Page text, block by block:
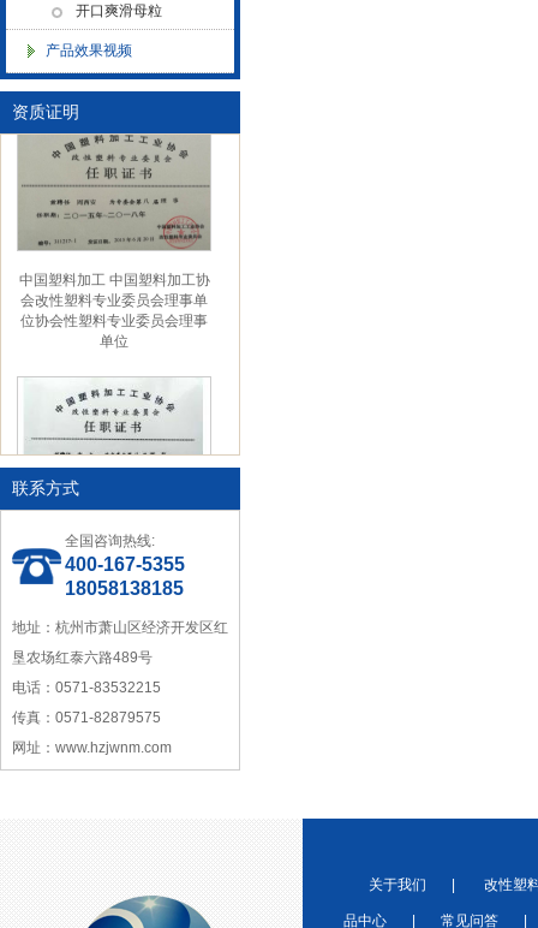
开口爽滑母粒
产品效果视频
资质证明
金微纳米（杭州）有限公司搬
新址
中国塑料加工 中国塑料加工协
会改性塑料专业委员会理事单
位协会性塑料专业委员会理事
单位
宁波塑料行业优秀供应商
浙江省塑料协会会员
联系方式
全国咨询热线:
400-167-5355
18058138185
地址：杭州市萧山区经济开发区红
垦农场红泰六路489号
电话：0571-83532215
传真：0571-82879575
网址：www.hzjwnm.com
关于我们 改性塑
品中心 常见问答